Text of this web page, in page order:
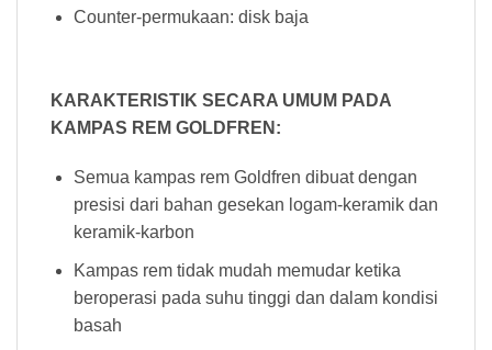
Counter-permukaan: disk baja
KARAKTERISTIK SECARA UMUM PADA
KAMPAS REM GOLDFREN:
Semua kampas rem Goldfren dibuat dengan
presisi dari bahan gesekan logam-keramik dan
keramik-karbon
Kampas rem tidak mudah memudar ketika
beroperasi pada suhu tinggi dan dalam kondisi
basah